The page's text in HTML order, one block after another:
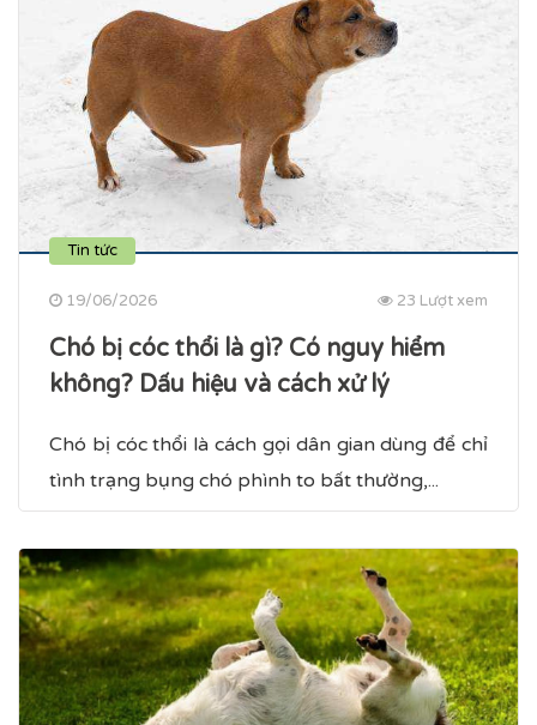
Tin tức
19/06/2026 23 Lượt xem
Chó bị cóc thổi là gì? Có nguy hiểm
không? Dấu hiệu và cách xử lý
Chó bị cóc thổi là cách gọi dân gian dùng để chỉ
tình trạng bụng chó phình to bất thường,...